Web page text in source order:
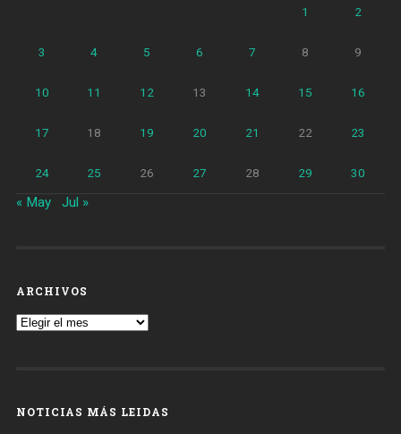
1 2
3 4 5 6 7 8 9
10 11 12 13 14 15 16
17 18 19 20 21 22 23
24 25 26 27 28 29 30
« May Jul »
ARCHIVOS
Archivos
NOTICIAS MÁS LEIDAS